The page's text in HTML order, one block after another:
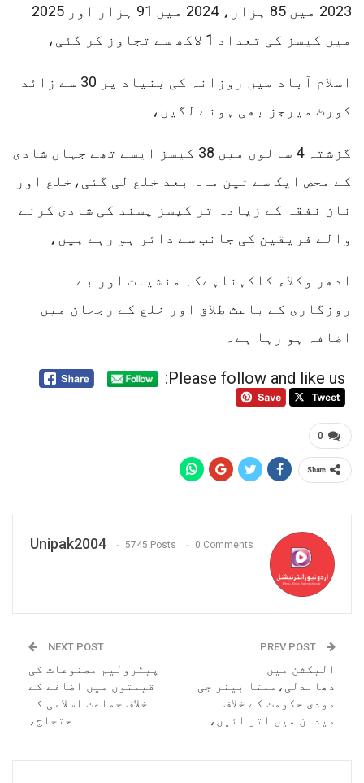
2023 میں 85 ہزار، 2024 میں 91 ہزار اور 2025
میں کیسز کی تعداد 1 لاکھ سے تجاوز کر گئی،
اسلام آباد میں روزانہ کی بنیاد پر 30 سے زائد
کورٹ میرجز بھی ہونے لگیں،
گزشتہ 4 سالوں میں 38 کیسز ایسے تھے جہاں شادی
کے محض ایک سے تین ماہ بعد خلع لی گئی،خلع اور
نان نفقہ کے زیادہ تر کیسز پسند کی شادی کرنے
والے فریقین کی جانب سے دائر ہو رہے ہیں،
ادھر وکلاء کاکہناہےکہ منشیات اور بے
روزگاری کے باعث طلاق اور خلع کے رجحان میں
اضافہ ہو رہا ہے۔
Please follow and like us:
0
Share
Unipak2004 5745 Posts 0 Comments
الیکشن میں
دھاندلی،ممتا بینر جی
مودی حکومت کے خلاف
میدان میں اتر ائیں،
NEXT POST
پیٹرولیم مصنوعات کی
قیمتوں میں اضافے کے
خلاف جماعت اسلامی کا
احتجاج،